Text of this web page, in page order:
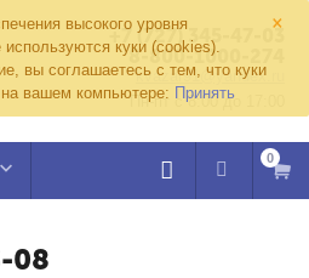
×
высокого уровня
куки (cookies).
вы соглашаетесь с тем, что куки
вашем компьютере: Принять
+7 (727) 345-47-03
8-800-1000-274
kvazar91@yandex.ru
Пн-пт с 8:00 до 17:00
0
08